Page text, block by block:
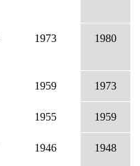
1973 1980
1959 1973
1955 1959
1946 1948